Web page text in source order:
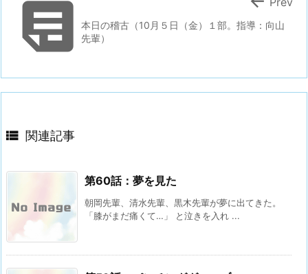
本日の稽古（10月５日（金）１部。指導：向山
先輩）
 関連記事
第60話：夢を見た
朝岡先輩、清水先輩、黒木先輩が夢に出てきた。
「膝がまだ痛くて…」 と泣きを入れ ...